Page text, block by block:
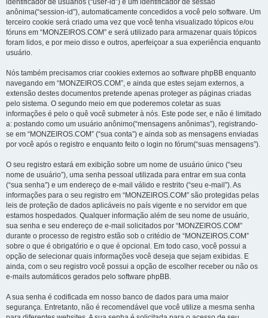
identificador de usuários (“user-id”) e um identificador de sessão
anônima(“session-id”), automaticamente concedidos a você pelo software. Um
terceiro cookie será criado uma vez que você tenha visualizado tópicos e/ou
fóruns em “MONZEIROS.COM” e será utilizado para armazenar quais tópicos
foram lidos, e por meio disso e outros, aperfeiçoar a sua experiência enquanto
usuário.
Nós também precisamos criar cookies externos ao software phpBB enquanto
navegando em “MONZEIROS.COM”, e ainda que estes sejam externos, a
extensão destes documentos pretende apenas proteger as páginas criadas
pelo sistema. O segundo meio em que poderemos coletar as suas
informações é pelo o quê você submeter à nós. Este pode ser, e não é limitado
a: postando como um usuário anônimo(“mensagens anônimas”), registrando-
se em “MONZEIROS.COM” (“sua conta”) e ainda sob as mensagens enviadas
por você após o registro e enquanto feito o login no fórum(“suas mensagens”).
O seu registro estará em exibição sobre um nome de usuário único (“seu
nome de usuário”), uma senha pessoal utilizada para entrar em sua conta
(“sua senha”) e um endereço de e-mail válido e restrito (“seu e-mail”). As
informações para o seu registro em “MONZEIROS.COM” são protegidas pelas
leis de proteção de dados aplicáveis no país vigente e no servidor em que
estamos hospedados. Qualquer informação além de seu nome de usuário,
sua senha e seu endereço de e-mail solicitados por “MONZEIROS.COM”
durante o processo de registro estão sob o critédio de “MONZEIROS.COM”
sobre o que é obrigatório e o que é opcional. Em todo caso, você possui a
opção de selecionar quais informações você deseja que sejam exibidas. E
ainda, com o seu registro você possui a opção de escolher receber ou não os
e-mails automáticos gerados pelo software phpBB.
A sua senha é codificada em nosso banco de dados para uma maior
segurança. Entretanto, não é recomendável que você utilize a mesma senha